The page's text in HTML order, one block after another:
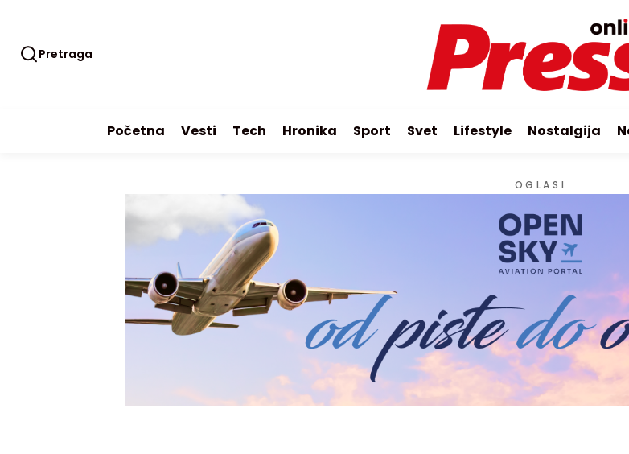
Pretraga
Početna Vesti Tech Hronika Sport Svet Lifestyle Nostalgija
OGLASI